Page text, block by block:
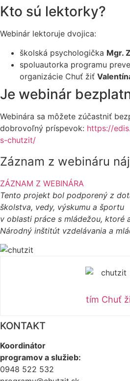
Kto sú lektorky?
Webinár lektoruje dvojica:
školská psychologička Mgr.
spoluautorka programu
organizácie Chuť žiť
Je webinár
Webinára sa môžete zúčastniť
dobrovoľný príspevok: https://
s-chutzit/
Záznam z webináru
ZÁZNAM Z WEBINÁRA
Tento projekt bol podporený z
školstva, vedy, výskumu a športu
v oblasti práce s mládežou, ktoré
Národný inštitút vzdelávania a
tím Chuť
KONTAKT
Koordinátor
programov a služieb:
0948 522 532